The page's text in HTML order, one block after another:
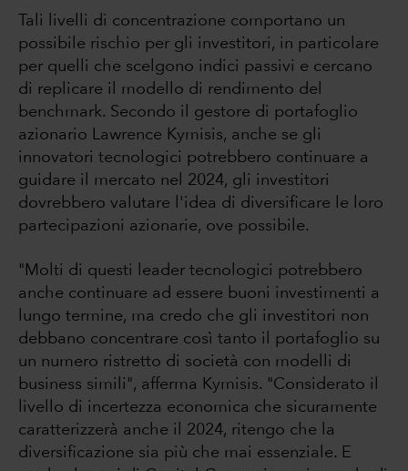
Tali livelli di concentrazione comportano un
possibile rischio per gli investitori, in particolare
per quelli che scelgono indici passivi e cercano
di replicare il modello di rendimento del
benchmark. Secondo il gestore di portafoglio
azionario Lawrence Kymisis, anche se gli
innovatori tecnologici potrebbero continuare a
guidare il mercato nel 2024, gli investitori
dovrebbero valutare l'idea di diversificare le loro
partecipazioni azionarie, ove possibile.
"Molti di questi leader tecnologici potrebbero
anche continuare ad essere buoni investimenti a
lungo termine, ma credo che gli investitori non
debbano concentrare così tanto il portafoglio su
un numero ristretto di società con modelli di
business simili", afferma Kymisis. "Considerato il
livello di incertezza economica che sicuramente
caratterizzerà anche il 2024, ritengo che la
diversificazione sia più che mai essenziale. E